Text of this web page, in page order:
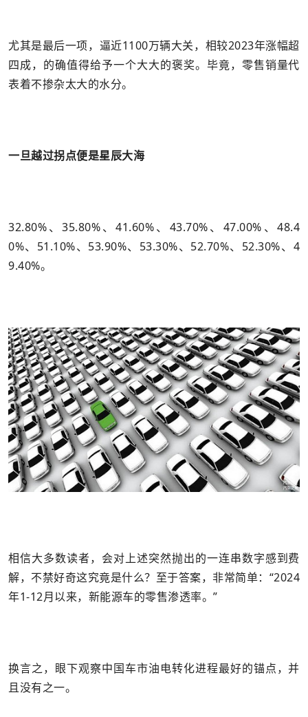
尤其是最后一项，逼近1100万辆大关，相较2023年涨幅超
四成，的确值得给予一个大大的褒奖。毕竟，零售销量代
表着不掺杂太大的水分。
一旦越过拐点便是星辰大海
32.80%、35.80%、41.60%、43.70%、47.00%、48.4
0%、51.10%、53.90%、53.30%、52.70%、52.30%、4
9.40%。
相信大多数读者，会对上述突然抛出的一连串数字感到费
解，不禁好奇这究竟是什么？至于答案，非常简单：“2024
年1-12月以来，新能源车的零售渗透率。”
换言之，眼下观察中国车市油电转化进程最好的锚点，并
且没有之一。